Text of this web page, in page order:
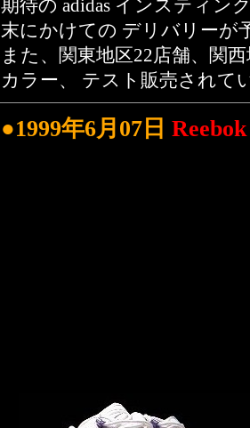
期待の adidas インスティン
末にかけての デリバリーが
また、関東地区22店舗、関西
カラー、 テスト販売されて
●1999年6月07日